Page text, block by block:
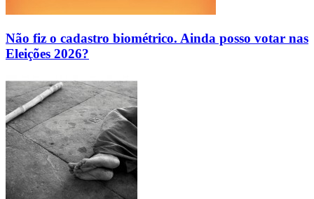
Não fiz o cadastro biométrico. Ainda posso votar nas
Eleições 2026?